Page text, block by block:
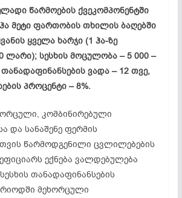
წარმოების ქვეკომპონენტში
მეტი ფართობის თხილის ბაღებში
ყველა ხარჯი (1 ჰა-ზე
ლარი); სესხის მოცულობა – 5 000 –
ვადა – 12 თვე,
პროცენტი – 8%.
კომბინირებული
და სანაშენე ფერმის
წარმოდგენილი ცვლილებების
ექნება ვალდებულება
თანადაფინანსების
მეხორცული